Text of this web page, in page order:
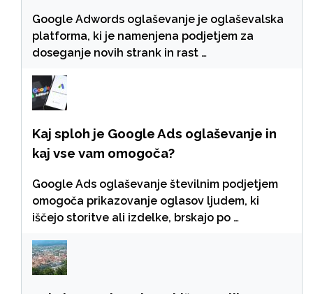
Google Adwords oglaševanje je oglaševalska
platforma, ki je namenjena podjetjem za
doseganje novih strank in rast …
Kaj sploh je Google Ads oglaševanje in
kaj vse vam omogoča?
Google Ads oglaševanje številnim podjetjem
omogoča prikazovanje oglasov ljudem, ki
iščejo storitve ali izdelke, brskajo po …